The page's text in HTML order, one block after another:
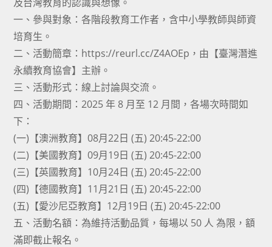
一、參與對象：各階段教育工作者，含中小學教師與師資
培育生。
二、活動簡章：https://reurl.cc/Z4AOEp，由【臺灣潛進
永續教育協會】主辦。
三、活動形式：線上討論與交流。
四、活動期間：2025 年 8 月至 12 月間，各場次時間如
下：
(一)【澳洲教育】08月22日 (五) 20:45-22:00
(二)【美國教育】09月19日 (五) 20:45-22:00
(三)【英國教育】10月24日 (五) 20:45-22:00
(四)【德國教育】11月21日 (五) 20:45-22:00
(五)【愛沙尼亞教育】12月19日 (五) 20:45-22:00
五、活動名額：為維持活動品質，每場以 50 人 為限，額
滿即截止報名。